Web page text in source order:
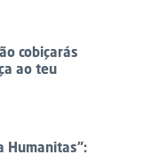
cobiçarás
ao teu
Humanitas”: